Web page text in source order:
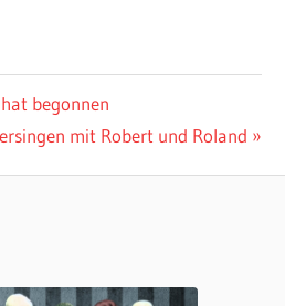
begonnen
mit Robert und Roland